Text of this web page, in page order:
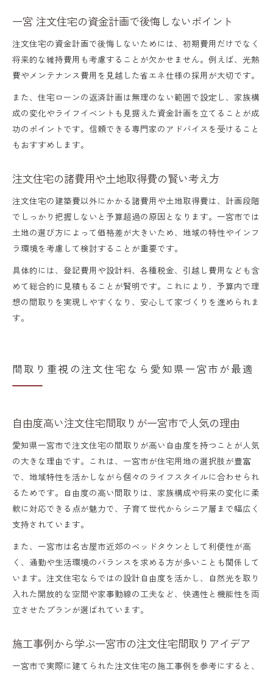
一宮 注文住宅の資金計画で後悔しないポイント
注文住宅の資金計画で後悔しないためには、初期費用だけでなく
将来的な維持費用も考慮することが欠かせません。例えば、光熱
費やメンテナンス費用を見越した省エネ仕様の採用が大切です。
また、住宅ローンの返済計画は無理のない範囲で設定し、家族構
成の変化やライフイベントも見据えた資金計画を立てることが成
功のポイントです。信頼できる専門家のアドバイスを受けること
もおすすめします。
注文住宅の諸費用や土地取得費の賢い考え方
注文住宅の建築費以外にかかる諸費用や土地取得費は、計画段階
でしっかり把握しないと予算超過の原因となります。一宮市では
土地の選び方によって価格差が大きいため、地域の特性やインフ
ラ環境を考慮して検討することが重要です。
具体的には、登記費用や設計料、各種税金、引越し費用なども含
めて総合的に見積もることが賢明です。これにより、予算内で理
想の間取りを実現しやすくなり、安心して家づくりを進められま
す。
間取り重視の注文住宅なら愛知県一宮市が最適
自由度高い注文住宅間取りが一宮市で人気の理由
愛知県一宮市で注文住宅の間取りが高い自由度を持つことが人気
の大きな理由です。これは、一宮市が住宅用地の選択肢が豊富
で、地域特性を活かしながら個々のライフスタイルに合わせられ
るためです。自由度の高い間取りは、家族構成や将来の変化に柔
軟に対応できる点が魅力で、子育て世代からシニア層まで幅広く
支持されています。
また、一宮市は名古屋市近郊のベッドタウンとして利便性が高
く、通勤や生活環境のバランスを求める方が多いことも関係して
います。注文住宅ならではの設計自由度を活かし、自然光を取り
入れた開放的な空間や家事動線の工夫など、快適性と機能性を両
立させたプランが選ばれています。
施工事例から学ぶ一宮市の注文住宅間取りアイデア
一宮市で実際に建てられた注文住宅の施工事例を参考にすると、